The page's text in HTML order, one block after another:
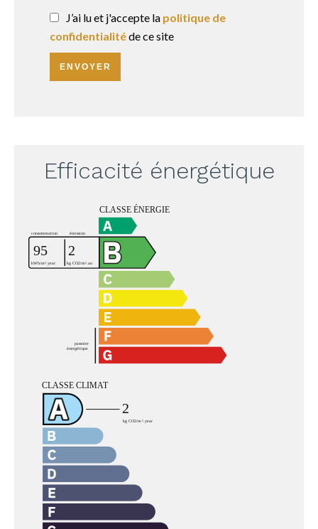
J’ai lu et j'accepte la politique de
confidentialitéde ce site
ENVOYER
Efficacité énergétique